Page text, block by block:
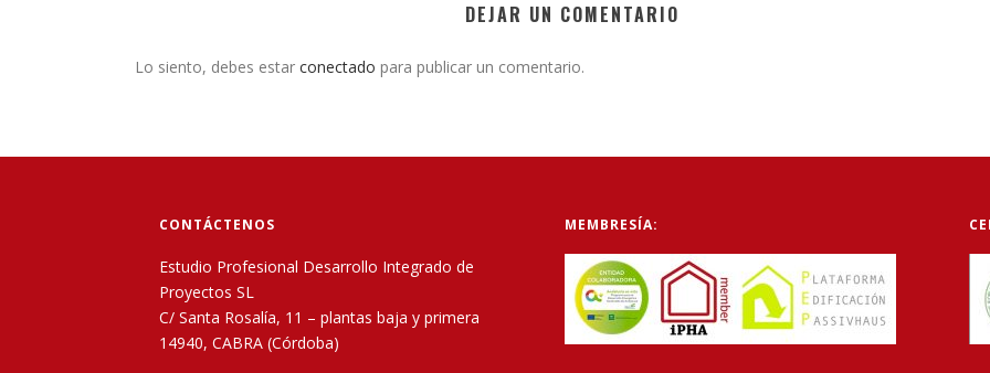
DEJAR UN COMENTARIO
Lo siento, debes estar conectado para publicar un comentario.
CONTÁCTENOS
Estudio Profesional Desarrollo Integrado de
Proyectos SL
C/ Santa Rosalía, 11 – plantas baja y primera
14940, CABRA (Córdoba)
MEMBRESÍA: